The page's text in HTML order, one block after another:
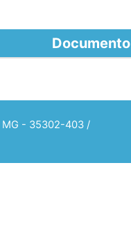
Documento
MG - 35302-403 /